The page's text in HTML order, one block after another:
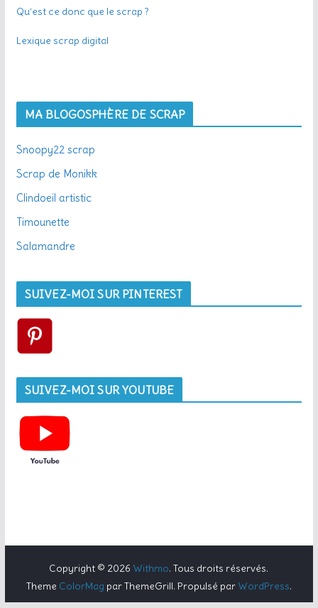
Qu’est ce donc que le scrap ?
Lexique scrap digital
MA BLOGOSPHÈRE DE SCRAP
Snoopy22 scrap
Scrap de Monikk
Clindoeil artistic
Timounette
Salamandre
SUIVEZ-MOI SUR PINTEREST
SUIVEZ-MOI SUR YOUTUBE
Copyright © 2026 Withmo. Tous droits réservés.
Theme ColorMag par ThemeGrill. Propulsé par WordPress.